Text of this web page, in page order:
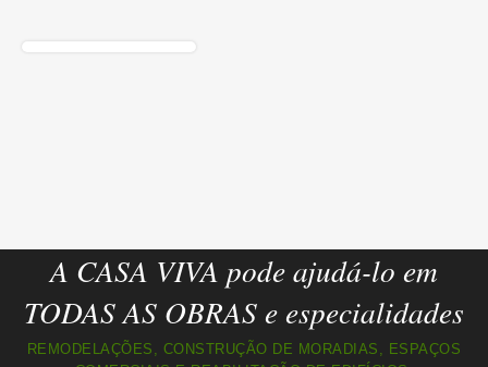
A CASA VIVA pode ajudá-lo em
TODAS AS OBRAS e especialidades
REMODELAÇÕES, CONSTRUÇÃO DE MORADIAS, ESPAÇOS